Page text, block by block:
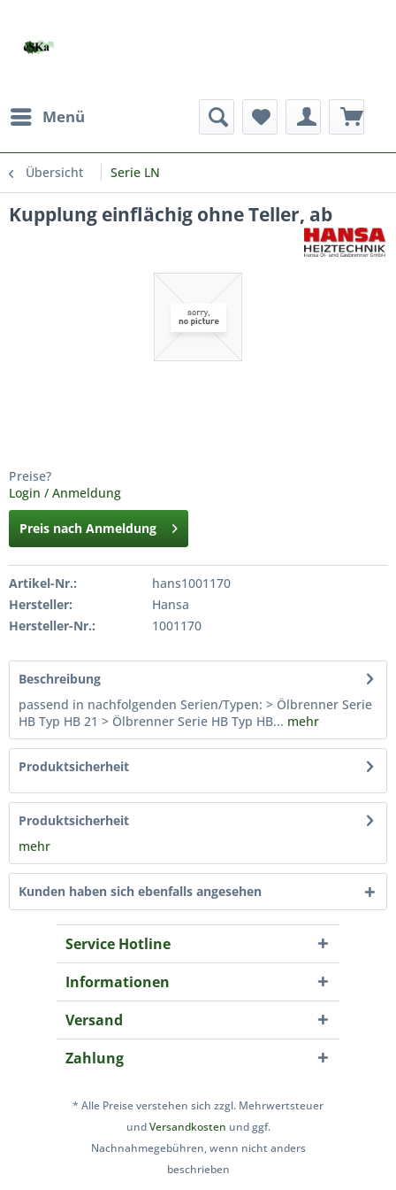
Menü
Übersicht Serie LN
Kupplung einflächig ohne Teller, ab
Preise?
Login / Anmeldung
Preis nach Anmeldung
Artikel-Nr.:
hans1001170
Hersteller:
Hansa
Hersteller-Nr.:
1001170
Beschreibung
passend in nachfolgenden Serien/Typen: > Ölbrenner Serie
HB Typ HB 21 > Ölbrenner Serie HB Typ HB... mehr
Produktsicherheit
Produktsicherheit
mehr
Kunden haben sich ebenfalls angesehen
Service Hotline
Informationen
Versand
Zahlung
* Alle Preise verstehen sich zzgl. Mehrwertsteuer
undVersandkosten und ggf.
Nachnahmegebühren, wenn nicht anders
beschrieben